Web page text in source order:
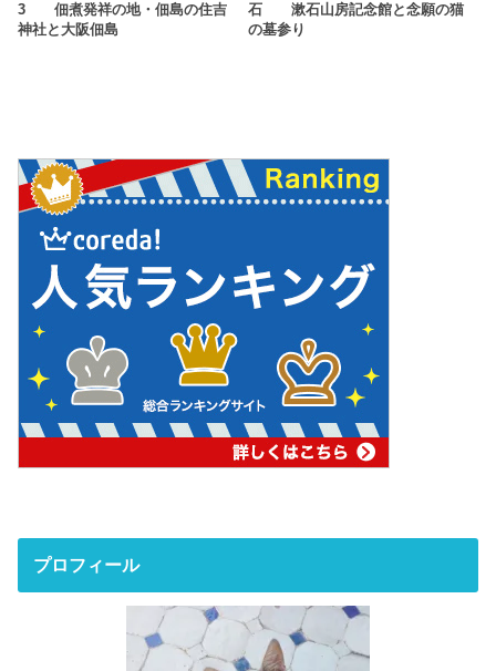
3 佃煮発祥の地・佃島の住吉
神社と大阪佃島
石 漱石山房記念館と念願の猫
の墓参り
プロフィール